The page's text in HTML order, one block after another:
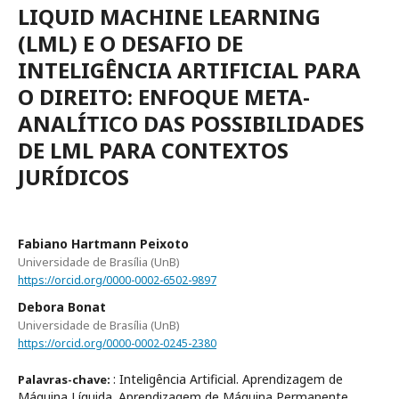
LIQUID MACHINE LEARNING
(LML) E O DESAFIO DE
INTELIGÊNCIA ARTIFICIAL PARA
O DIREITO: ENFOQUE META-
ANALÍTICO DAS POSSIBILIDADES
DE LML PARA CONTEXTOS
JURÍDICOS
Fabiano Hartmann Peixoto
Universidade de Brasília (UnB)
https://orcid.org/0000-0002-6502-9897
Debora Bonat
Universidade de Brasília (UnB)
https://orcid.org/0000-0002-0245-2380
Palavras-chave: : Inteligência Artificial. Aprendizagem de